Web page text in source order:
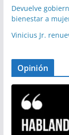
Devuelve
bienestar a
Vinicius Jr.
Opinión